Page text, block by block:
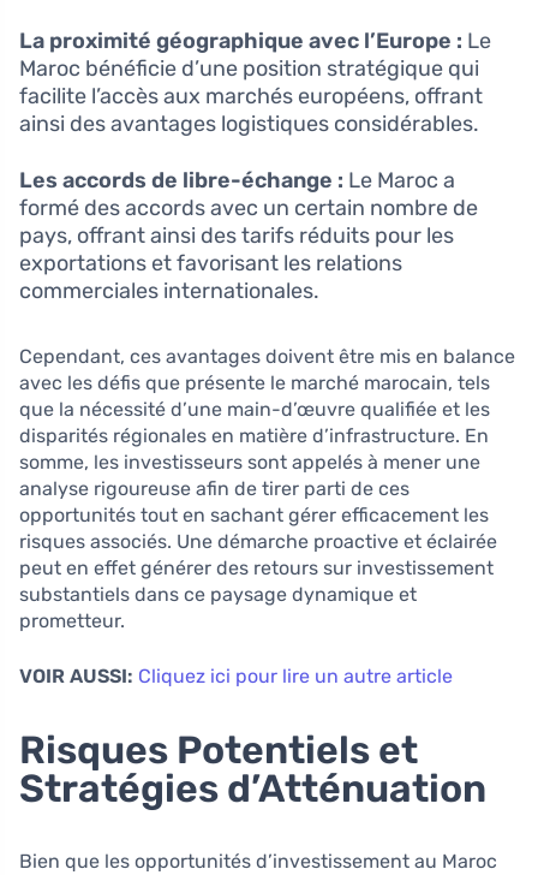
La proximité géographique avec l’Europe : Le
Maroc bénéficie d’une position stratégique qui
facilite l’accès aux marchés européens, offrant
ainsi des avantages logistiques considérables.
Les accords de libre-échange : Le Maroc a
formé des accords avec un certain nombre de
pays, offrant ainsi des tarifs réduits pour les
exportations et favorisant les relations
commerciales internationales.
Cependant, ces avantages doivent être mis en balance
avec les défis que présente le marché marocain, tels
que la nécessité d’une main-d’œuvre qualifiée et les
disparités régionales en matière d’infrastructure. En
somme, les investisseurs sont appelés à mener une
analyse rigoureuse afin de tirer parti de ces
opportunités tout en sachant gérer efficacement les
risques associés. Une démarche proactive et éclairée
peut en effet générer des retours sur investissement
substantiels dans ce paysage dynamique et
prometteur.
VOIR AUSSI: Cliquez ici pour lire un autre article
Risques Potentiels et
Stratégies d’Atténuation
Bien que les opportunités d’investissement au Maroc